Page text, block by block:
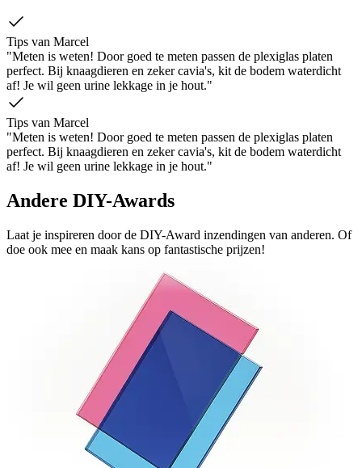
Tips van Marcel
"Meten is weten! Door goed te meten passen de plexiglas platen
perfect. Bij knaagdieren en zeker cavia's, kit de bodem waterdicht
af! Je wil geen urine lekkage in je hout."
Tips van Marcel
"Meten is weten! Door goed te meten passen de plexiglas platen
perfect. Bij knaagdieren en zeker cavia's, kit de bodem waterdicht
af! Je wil geen urine lekkage in je hout."
Andere DIY-Awards
Laat je inspireren door de DIY-Award inzendingen van anderen. Of
doe ook mee en maak kans op fantastische prijzen!